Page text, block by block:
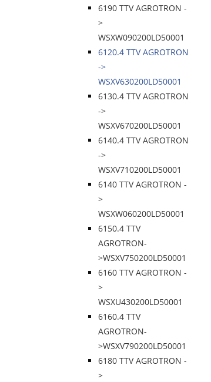
6190 TTV AGROTRON -
>
WSXW090200LD50001
6120.4 TTV AGROTRON
->
WSXV630200LD50001
6130.4 TTV AGROTRON
->
WSXV670200LD50001
6140.4 TTV AGROTRON
->
WSXV710200LD50001
6140 TTV AGROTRON -
>
WSXW060200LD50001
6150.4 TTV
AGROTRON-
>WSXV750200LD50001
6160 TTV AGROTRON -
>
WSXU430200LD50001
6160.4 TTV
AGROTRON-
>WSXV790200LD50001
6180 TTV AGROTRON -
>